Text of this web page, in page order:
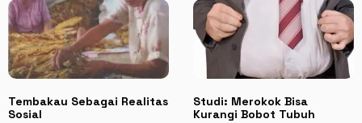
Tembakau Sebagai Realitas
Sosial
Studi: Merokok Bisa
Kurangi Bobot Tubuh